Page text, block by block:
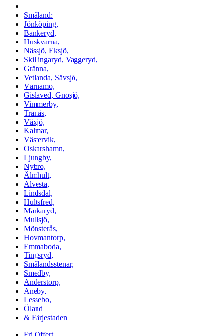
Småland:
Jönköping,
Bankeryd,
Huskvarna,
Nässjö, Eksjö,
Skillingaryd, Vaggeryd,
Gränna,
Vetlanda, Sävsjö,
Värnamo,
Gislaved, Gnosjö,
Vimmerby,
Tranås,
Växjö,
Kalmar,
Västervik,
Oskarshamn,
Ljungby,
Nybro,
Älmhult,
Alvesta,
Lindsdal,
Hultsfred,
Markaryd,
Mullsjö,
Mönsterås,
Hovmantorp,
Emmaboda,
Tingsryd,
Smålandsstenar,
Smedby,
Anderstorp,
Aneby,
Lessebo,
Öland
& Färjestaden